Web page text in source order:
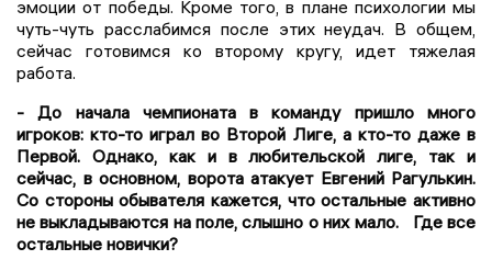
эмоции от победы. Кроме того, в плане психологии мы
чуть-чуть расслабимся после этих неудач. В общем,
сейчас готовимся ко второму кругу, идет тяжелая
работа.
- До начала чемпионата в команду пришло много
игроков: кто-то играл во Второй Лиге, а кто-то даже в
Первой. Однако, как и в любительской лиге, так и
сейчас, в основном, ворота атакует Евгений Рагулькин.
Со стороны обывателя кажется, что остальные активно
не выкладываются на поле, слышно о них мало. Где все
остальные новички?